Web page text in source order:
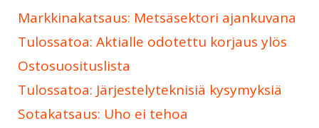
Markkinakatsaus: Metsäsektori ajankuvana
Tulossatoa: Aktialle odotettu korjaus ylös
Ostosuosituslista
Tulossatoa: Järjestelyteknisiä kysymyksiä
Sotakatsaus: Uho ei tehoa